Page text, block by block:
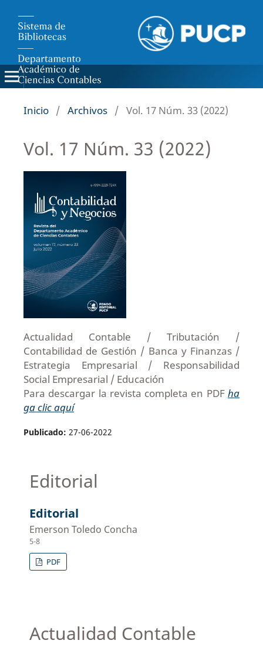
Inicio / Archivos / Vol. 17 Núm. 33 (2022)
Vol. 17 Núm. 33 (2022)
Actualidad Contable / Tributación /
Contabilidad de Gestión / Banca y Finanzas /
Estrategia Empresarial / Responsabilidad
Social Empresarial / Educación
Para descargar la revista completa en PDFha
ga clic aquí
Publicado: 27-06-2022
Editorial
Editorial
Emerson Toledo Concha
5-8
PDF
Actualidad Contable